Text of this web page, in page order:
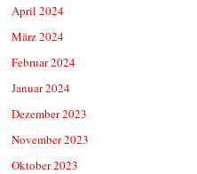
April 2024
März 2024
Februar 2024
Januar 2024
Dezember 2023
November 2023
Oktober 2023